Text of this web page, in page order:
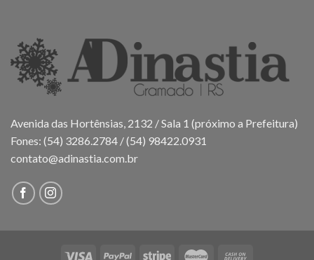
Avenida das Hortênsias, 2132 / Sala 1 (próximo a Prefeitura)
Fones: (54) 3286.2784 / (54) 98422.0931
contato@adinastia.com.br